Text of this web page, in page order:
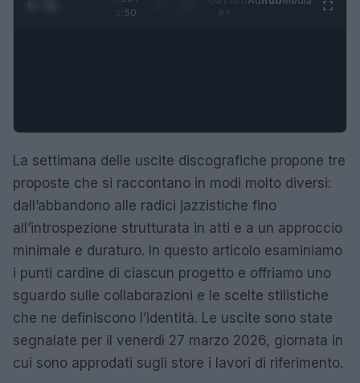
1:50
La settimana delle uscite discografiche propone tre
proposte che si raccontano in modi molto diversi:
dall’abbandono alle radici jazzistiche fino
all’introspezione strutturata in atti e a un approccio
minimale e duraturo. In questo articolo esaminiamo
i punti cardine di ciascun progetto e offriamo uno
sguardo sulle collaborazioni e le scelte stilistiche
che ne definiscono l’identità. Le uscite sono state
segnalate per il venerdì 27 marzo 2026, giornata in
cui sono approdati sugli store i lavori di riferimento.